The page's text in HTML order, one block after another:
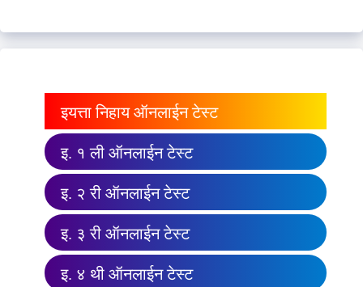
इयत्ता निहाय ऑनलाईन टेस्ट
इ. १ ली ऑनलाईन टेस्ट
इ. २ री ऑनलाईन टेस्ट
इ. ३ री ऑनलाईन टेस्ट
इ. ४ थी ऑनलाईन टेस्ट